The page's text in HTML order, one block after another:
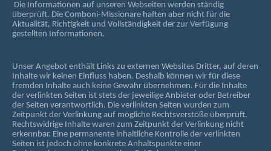
Die Informationen auf unseren Webseiten werden ständig
überprüft. Die Comboni-Missionare haften aber nicht für die
Aktualität, Richtigkeit und Vollständigkeit der zur Verfügung
gestellten Informationen.
Unser Angebot enthält Links zu externen Websites Dritter, auf deren
Inhalte wir keinen Einfluss haben. Deshalb können wir für diese
fremden Inhalte auch keine Gewähr übernehmen. Für die Inhalte
der verlinkten Seiten ist stets der jeweilige Anbieter oder Betreiber
der Seiten verantwortlich. Die verlinkten Seiten wurden zum
Zeitpunkt der Verlinkung auf mögliche Rechtsverstöße überprüft.
Rechtswidrige Inhalte waren zum Zeitpunkt der Verlinkung nicht
erkennbar. Eine permanente inhaltliche Kontrolle der verlinkten
Seiten ist jedoch ohne konkrete Anhaltspunkte einer